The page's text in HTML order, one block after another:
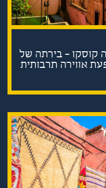
קוסקו - בירתה של
אווירה תרבותית